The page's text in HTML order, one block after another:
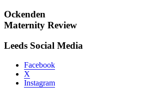
Ockenden
Maternity Review
Leeds Social Media
Facebook
X
Instagram